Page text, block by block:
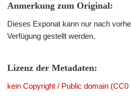
Anmerkung zum Original:
Dieses Exponat kann nur nach
Verfügung gestellt werden.
Lizenz der Metadaten:
kein Copyright / Public domain (CC0